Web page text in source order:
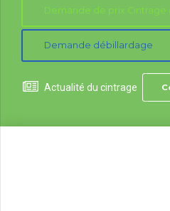
Demande de prix Cintrage
Demande débillardage
Actualité du cintrage